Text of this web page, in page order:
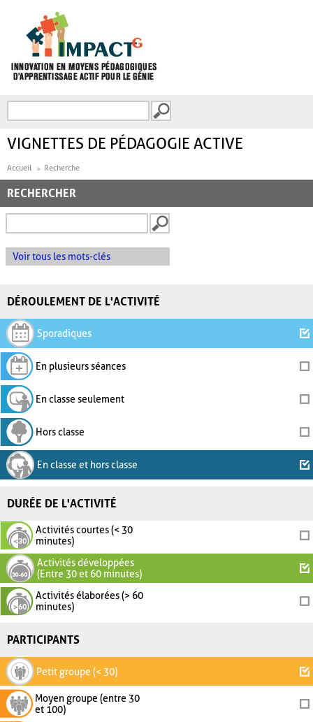
FORMULAIRE DE
VIGNETTES DE PÉDAGOGIE ACTIVE
Accueil Recherche
RECHERCHER
Voir tous les mots-clés
DÉROULEMENT DE L'ACTIVITÉ
Sporadiques
En plusieurs séances
En classe seulement
Hors classe
En classe et hors classe
DURÉE DE L'ACTIVITÉ
Activités courtes (< 30
minutes)
Activités développées
(Entre 30 et 60 minutes)
Activités élaborées (> 60
minutes)
PARTICIPANTS
Petit groupe (< 30)
Moyen groupe (entre 30
et 100)